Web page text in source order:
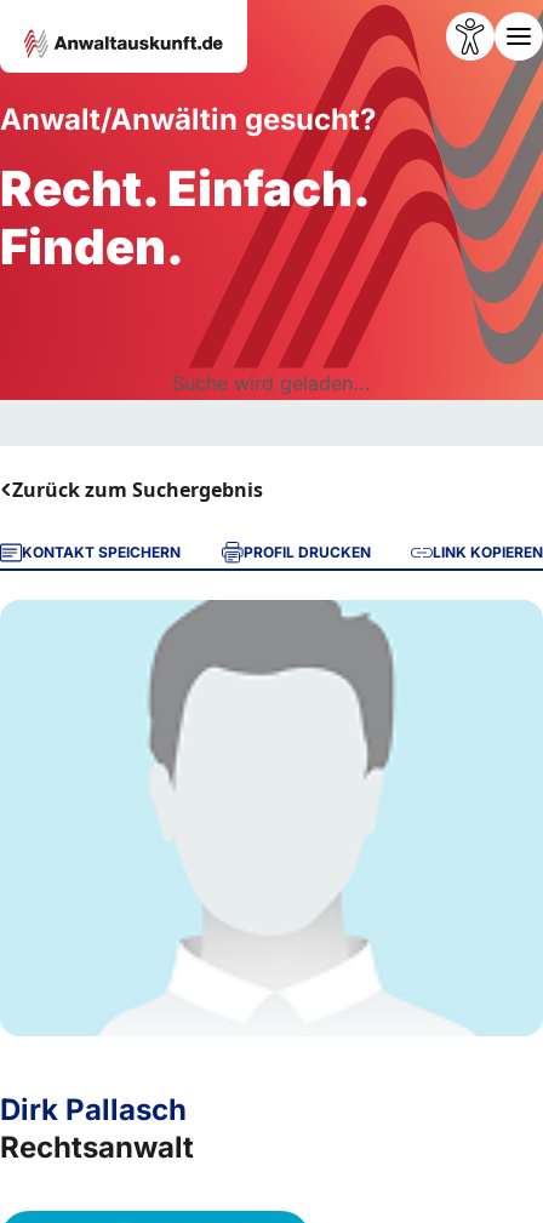
Anwalt/Anwältin gesucht?
Recht. Einfach.
Finden.
Suche wird geladen...
Zurück zum Suchergebnis
KONTAKT SPEICHERN PROFIL DRUCKEN LINK KOPIEREN
Dirk Pallasch
Rechtsanwalt